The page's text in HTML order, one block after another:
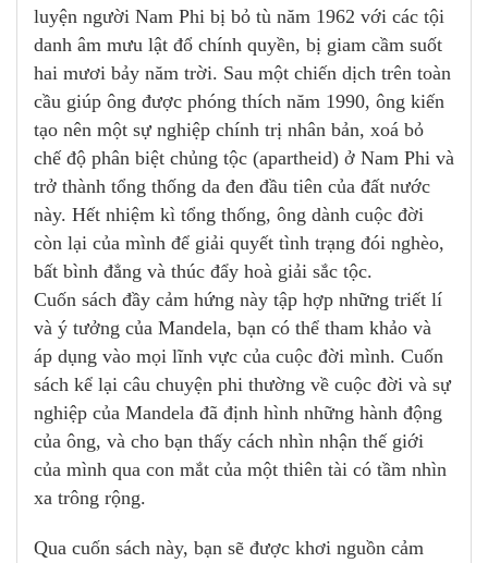
luyện người Nam Phi bị bỏ tù năm 1962 với các tội
danh âm mưu lật đổ chính quyền, bị giam cầm suốt
hai mươi bảy năm trời. Sau một chiến dịch trên toàn
cầu giúp ông được phóng thích năm 1990, ông kiến
tạo nên một sự nghiệp chính trị nhân bản, xoá bỏ
chế độ phân biệt chủng tộc (apartheid) ở Nam Phi và
trở thành tổng thống da đen đầu tiên của đất nước
này. Hết nhiệm kì tổng thống, ông dành cuộc đời
còn lại của mình để giải quyết tình trạng đói nghèo,
bất bình đẳng và thúc đẩy hoà giải sắc tộc.
Cuốn sách đầy cảm hứng này tập hợp những triết lí
và ý tưởng của Mandela, bạn có thể tham khảo và
áp dụng vào mọi lĩnh vực của cuộc đời mình. Cuốn
sách kể lại câu chuyện phi thường về cuộc đời và sự
nghiệp của Mandela đã định hình những hành động
của ông, và cho bạn thấy cách nhìn nhận thế giới
của mình qua con mắt của một thiên tài có tầm nhìn
xa trông rộng.
Qua cuốn sách này, bạn sẽ được khơi nguồn cảm